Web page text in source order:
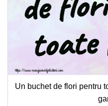
Un buchet de flori pentru